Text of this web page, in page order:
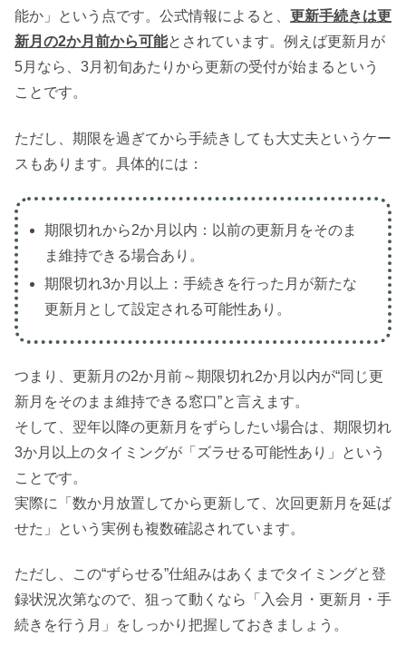
能か」という点です。公式情報によると、 更新手続きは更
新月の2か月前から可能とされています。例えば更新月が
5月なら、3月初旬あたりから更新の受付が始まるという
ことです。
ただし、期限を過ぎてから手続きしても大丈夫というケー
スもあります。具体的には：
期限切れから2か月以内：以前の更新月をそのま
ま維持できる場合あり。
期限切れ3か月以上：手続きを行った月が新たな
更新月として設定される可能性あり。
つまり、更新月の2か月前～期限切れ2か月以内が“同じ更
新月をそのまま維持できる窓口”と言えます。
そして、翌年以降の更新月をずらしたい場合は、期限切れ
3か月以上のタイミングが「ズラせる可能性あり」という
ことです。
実際に「数か月放置してから更新して、次回更新月を延ば
せた」という実例も複数確認されています。
ただし、この“ずらせる”仕組みはあくまでタイミングと登
録状況次第なので、狙って動くなら「入会月・更新月・手
続きを行う月」をしっかり把握しておきましょう。